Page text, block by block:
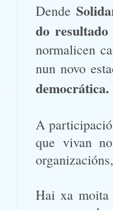
Dende
do
normalicen
nun novo
democrática.
A
que vivan
Hai xa moita